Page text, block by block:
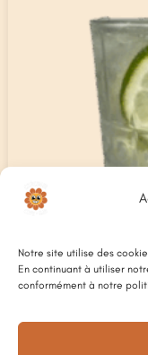
Notre site utilise des
En continuant à utiliser
conformément à notre